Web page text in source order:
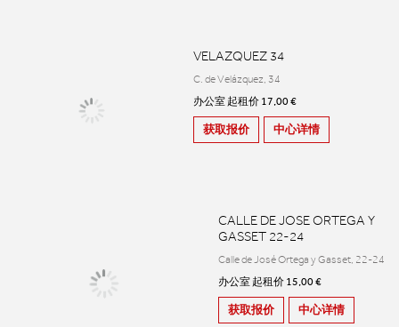
VELAZQUEZ 34
C. de Velázquez, 34
办公室 起租价 17,00 €
获取报价 中心详情
CALLE DE JOSE ORTEGA Y
GASSET 22-24
Calle de José Ortega y Gasset, 22-24
办公室 起租价 15,00 €
获取报价 中心详情